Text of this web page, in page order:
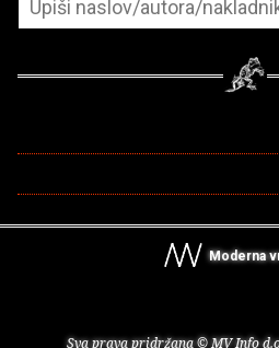
Moderna
Sva prava pridržana © MV Info